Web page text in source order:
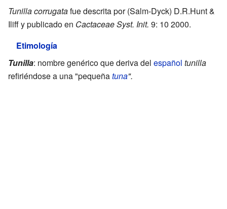
Tunilla corrugatafue descrita por (Salm-Dyck) D.R.Hunt &
Iliff y publicado en Cactaceae Syst. Init. 9: 10 2000.
Etimología
Tunilla: nombre genérico que deriva del español tunilla
refiriéndose a una "pequeñatuna".